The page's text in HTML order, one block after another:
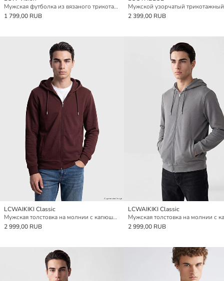
Мужская футболка из вязаного трикотажа с узором и воротником поло
1 799,00 RUB
2 399,00 RUB
LCWAIKIKI Classic
Мужская толстовка на молнии с капюшоном
2 999,00 RUB
LCWAIKIKI Classic
2 999,00 RUB